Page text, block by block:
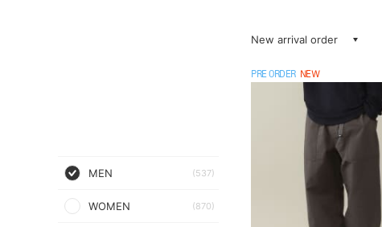
MEN (537)
WOMEN (870)
New arrival order
PRE ORDER NEW